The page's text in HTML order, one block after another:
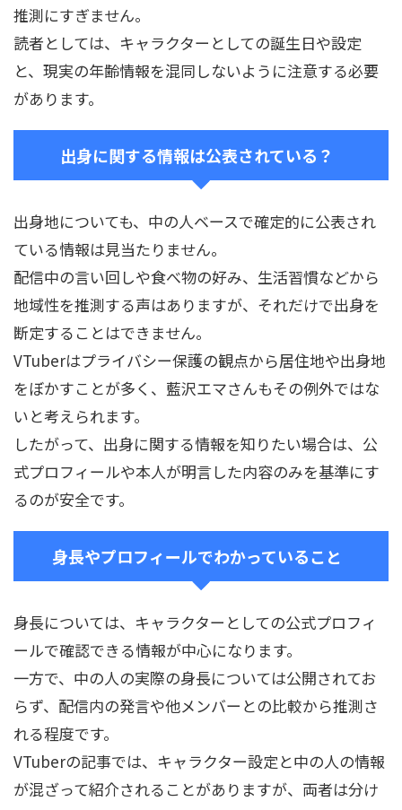
推測にすぎません。
読者としては、キャラクターとしての誕生日や設定
と、現実の年齢情報を混同しないように注意する必要
があります。
出身に関する情報は公表されている？
出身地についても、中の人ベースで確定的に公表され
ている情報は見当たりません。
配信中の言い回しや食べ物の好み、生活習慣などから
地域性を推測する声はありますが、それだけで出身を
断定することはできません。
VTuberはプライバシー保護の観点から居住地や出身地
をぼかすことが多く、藍沢エマさんもその例外ではな
いと考えられます。
したがって、出身に関する情報を知りたい場合は、公
式プロフィールや本人が明言した内容のみを基準にす
るのが安全です。
身長やプロフィールでわかっていること
身長については、キャラクターとしての公式プロフィ
ールで確認できる情報が中心になります。
一方で、中の人の実際の身長については公開されてお
らず、配信内の発言や他メンバーとの比較から推測さ
れる程度です。
VTuberの記事では、キャラクター設定と中の人の情報
が混ざって紹介されることがありますが、両者は分け